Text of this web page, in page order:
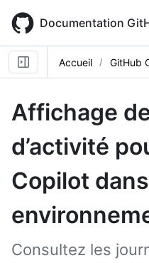
main
content
Documentation
Accueil GitHub
Affichage
d’activité
Copilot
Consultez les